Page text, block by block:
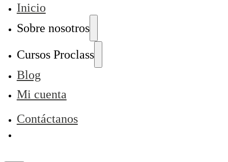
Inicio
Sobre nosotros
Cursos Proclass
Blog
Mi cuenta
Contáctanos